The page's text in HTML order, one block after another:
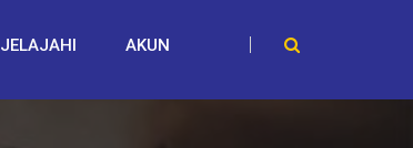
JELAJAHI AKUN